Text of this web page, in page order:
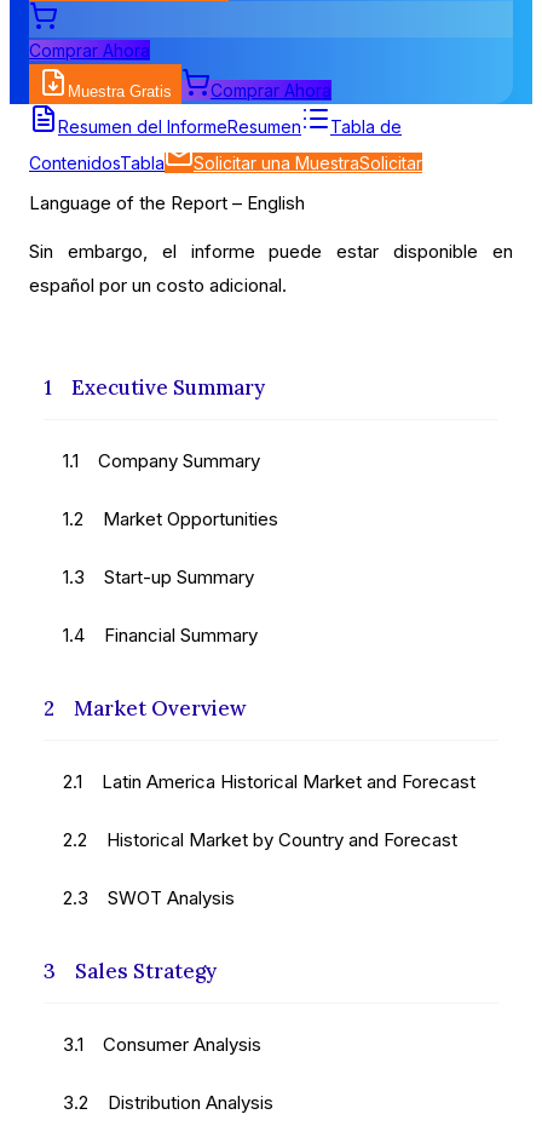
Comprar Ahora
Muestra Gratis Comprar Ahora
Tabla de Contenidos
Resumen del InformeResumen
Tabla de
ContenidosTabla Solicitar una MuestraSolicitar
Language of the Report – English
Sin embargo, el informe puede estar disponible en
español por un costo adicional.
1 Executive Summary
1.1 Company Summary
1.2 Market Opportunities
1.3 Start-up Summary
1.4 Financial Summary
2 Market Overview
2.1 Latin America Historical Market and Forecast
2.2 Historical Market by Country and Forecast
2.3 SWOT Analysis
3 Sales Strategy
3.1 Consumer Analysis
3.2 Distribution Analysis